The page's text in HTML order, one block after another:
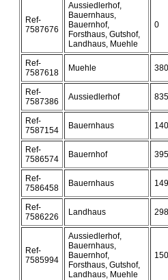
Ref-
7587676
Aussiedlerhof,
Bauernhaus,
Bauernhof,
Forsthaus, Gutshof,
Landhaus, Muehle
0
Ref-
7587618
Muehle
Ref-
7587386
Aussiedlerhof
Ref-
7587154
Bauernhaus
Ref-
7586574
Bauernhof
Ref-
7586458
Bauernhaus
Ref-
7586226
Landhaus
Ref-
7585994
Aussiedlerhof,
Bauernhaus,
Bauernhof,
Forsthaus, Gutshof,
Landhaus, Muehle